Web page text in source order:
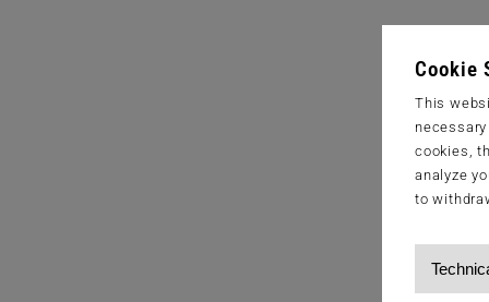
Cookie
This
cookies,
analyze
to